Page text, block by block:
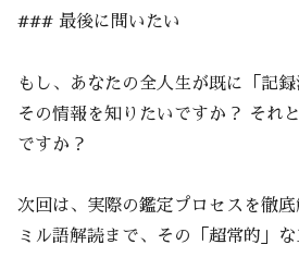
### 最後に問いたい
もし、あなたの全人生が既に「記
その情報を知りたいですか？ それ
ですか？
次回は、実際の鑑定プロセスを徹
ミル語解読まで、その「超常的」